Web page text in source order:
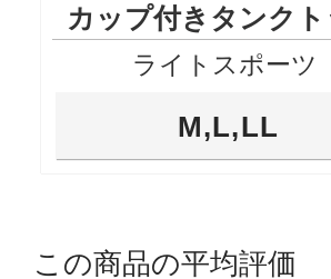
カップ付きタンク
ライトスポーツ
M,L,LL